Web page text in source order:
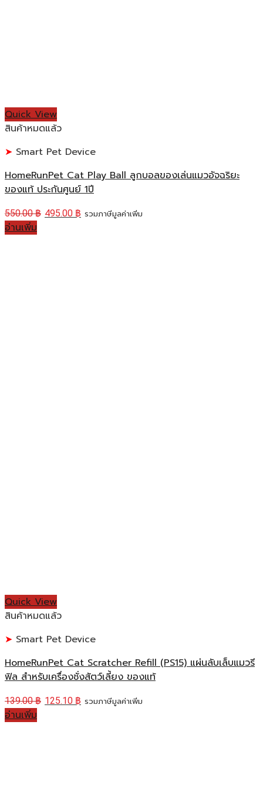
Quick View
สินค้าหมดแล้ว
Smart Pet Device
HomeRunPet Cat Play Ball ลูกบอลของเล่นแมวอัจฉริยะ
ของแท้ ประกันศูนย์ 1ปี
550.00฿ 495.00 ฿ รวมภาษีมูลค่าเพิ่ม
อ่านเพิ่ม
Quick View
สินค้าหมดแล้ว
Smart Pet Device
HomeRunPet Cat Scratcher Refill (PS15) แผ่นลับเล็บแมวรี
ฟิล สำหรับเครื่องชั่งสัตว์เลี้ยง ของแท้
139.00฿ 125.10 ฿ รวมภาษีมูลค่าเพิ่ม
อ่านเพิ่ม